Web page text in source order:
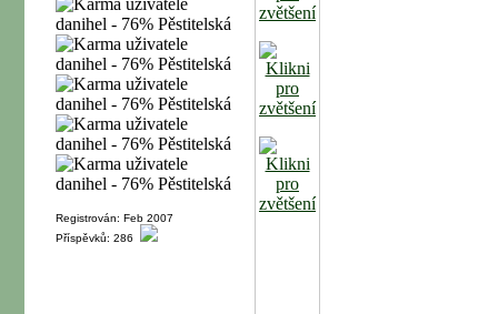
Registrován: Feb 2007
Příspěvků: 286